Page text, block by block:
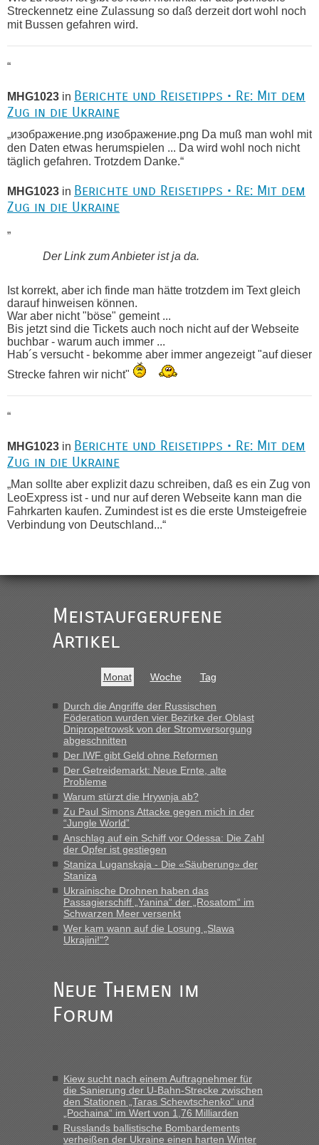
Streckennetz eine Zulassung so daß derzeit dort wohl noch
mit Bussen gefahren wird.
“
MHG1023 in Berichte und Reisetipps • Re: Mit dem
Zug in die Ukraine
„изображение.png изображение.png Da muß man wohl mit
den Daten etwas herumspielen ... Da wird wohl noch nicht
täglich gefahren. Trotzdem Danke.“
MHG1023 in Berichte und Reisetipps • Re: Mit dem
Zug in die Ukraine
„
Der Link zum Anbieter ist ja da.
Ist korrekt, aber ich finde man hätte trotzdem im Text gleich
darauf hinweisen können.
War aber nicht "böse" gemeint ...
Bis jetzt sind die Tickets auch noch nicht auf der Webseite
buchbar - warum auch immer ...
Hab´s versucht - bekomme aber immer angezeigt "auf dieser
Strecke fahren wir nicht"
“
MHG1023 in Berichte und Reisetipps • Re: Mit dem
Zug in die Ukraine
„Man sollte aber explizit dazu schreiben, daß es ein Zug von
LeoExpress ist - und nur auf deren Webseite kann man die
Fahrkarten kaufen. Zumindest ist es die erste Umsteigefreie
Verbindung von Deutschland...“
gab es keine Probleme“
inRecht, Visa und Dokumente • Re: Seit
Anfang des Jahres haben die Zollbeamten
Verstöße im Wert von fast 11 Milliarden
„Am besten wäre natürlich, wenn die Frau mit dabei ist.
Alleinreisende Männer stehen schließlich immer unter
Recht, Visa und Dokumente • Re: Seit
Anfang des Jahres haben die Zollbeamten
Verstöße im Wert von fast 11 Milliarden
aufgedeckt
„Kein Zoll. Du musst an sich nur sagen dass das privat ist
und du nicht damit handeln willst. So lange das nicht
Originalverpackt ist und ersichlich das nicht neu sollte es
keine Probleme geben“
Recht, Visa und Dokumente • Deklaration
gebrauchter Kleidung beim Zoll
„Hallo Leute, ich weiß nicht, ob ich hier richtig bin mit meiner
mitnehmen. Es ist gebrauchte Kleidung...“
Berichte und Reisetipps • Re: An welchem
15.6. in Krakovets rüber. Sehr zeitig los gegen 5 Uhr in der
Früh. Mit sehr sehr wenig Verkehr, super bis zur Grenze. Nur
8 PKW vor der Schranke....“
Berichte und Reisetipps • Re: An welchem
Meistaufgerufene
Artikel
Monat Woche Tag
Durch die Angriffe der Russischen
Föderation wurden vier Bezirke der Oblast
Dnipropetrowsk von der Stromversorgung
abgeschnitten
Der IWF gibt Geld ohne Reformen
Der Getreidemarkt: Neue Ernte, alte
Probleme
Warum stürzt die Hrywnja ab?
Zu Paul Simons Attacke gegen mich in der
“Jungle World”
Anschlag auf ein Schiff vor Odessa: Die Zahl
der Opfer ist gestiegen
Staniza Luganskaja - Die «Säuberung» der
Staniza
Ukrainische Drohnen haben das
Passagierschiff „Yanina“ der „Rosatom“ im
Schwarzen Meer versenkt
Wer kam wann auf die Losung „Slawa
Ukrajini!“?
Neue Themen im
Forum
Kiew sucht nach einem Auftragnehmer für
die Sanierung der U-Bahn-Strecke zwischen
den Stationen „Taras Schewtschenko“ und
„Pochaina“ im Wert von 1,76 Milliarden
Russlands ballistische Bombardements
verheißen der Ukraine einen harten Winter